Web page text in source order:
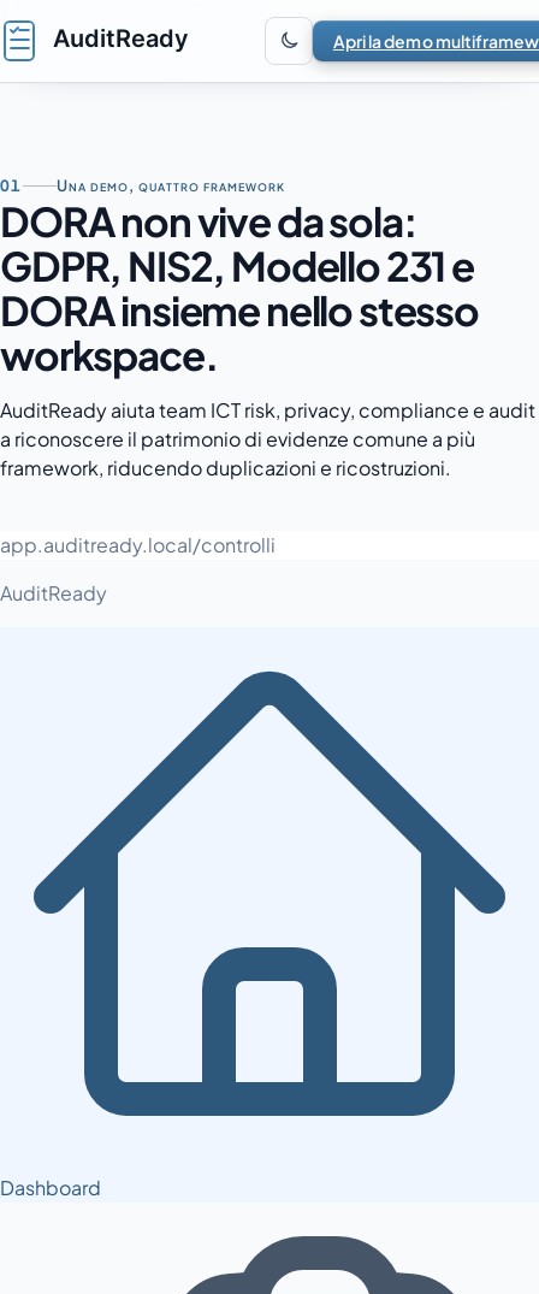
Apri la demo
01 Una demo, quattro framework
DORA non vive da sola:
GDPR, NIS2, Modello 231 e
DORA insieme nello stesso
workspace.
AuditReady aiuta team ICT risk, privacy, compliance e audit
a riconoscere il patrimonio di evidenze comune a più
framework, riducendo duplicazioni e ricostruzioni.
app.auditready.local/controlli
AuditReady
Dashboard